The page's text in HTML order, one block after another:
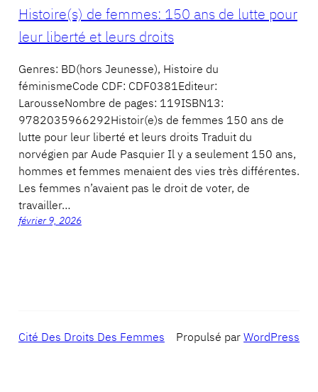
Histoire(s) de femmes: 150 ans de lutte pour
leur liberté et leurs droits
Genres: BD(hors Jeunesse), Histoire du
féminismeCode CDF: CDF0381Editeur:
LarousseNombre de pages: 119ISBN13:
9782035966292Histoir(e)s de femmes 150 ans de
lutte pour leur liberté et leurs droits Traduit du
norvégien par Aude Pasquier Il y a seulement 150 ans,
hommes et femmes menaient des vies très différentes.
Les femmes n’avaient pas le droit de voter, de
travailler…
février 9, 2026
Cité Des Droits Des Femmes Propulsé parWordPress